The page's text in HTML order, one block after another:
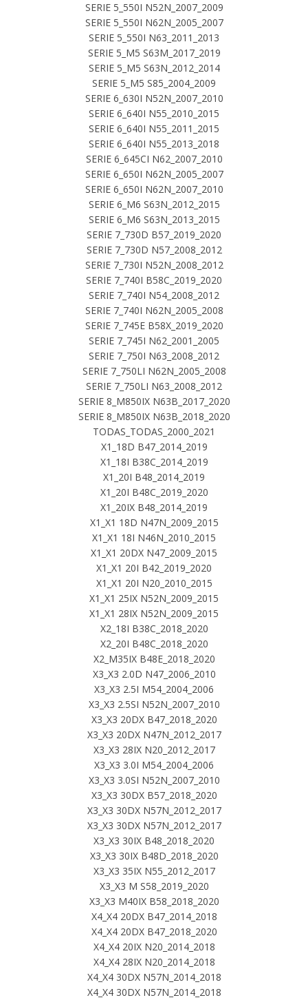
SERIE 5_550I N52N_2007_2009
SERIE 5_550I N62N_2005_2007
SERIE 5_550I N63_2011_2013
SERIE 5_M5 S63M_2017_2019
SERIE 5_M5 S63N_2012_2014
SERIE 5_M5 S85_2004_2009
SERIE 6_630I N52N_2007_2010
SERIE 6_640I N55_2010_2015
SERIE 6_640I N55_2011_2015
SERIE 6_640I N55_2013_2018
SERIE 6_645CI N62_2007_2010
SERIE 6_650I N62N_2005_2007
SERIE 6_650I N62N_2007_2010
SERIE 6_M6 S63N_2012_2015
SERIE 6_M6 S63N_2013_2015
SERIE 7_730D B57_2019_2020
SERIE 7_730D N57_2008_2012
SERIE 7_730I N52N_2008_2012
SERIE 7_740I B58C_2019_2020
SERIE 7_740I N54_2008_2012
SERIE 7_740I N62N_2005_2008
SERIE 7_745E B58X_2019_2020
SERIE 7_745I N62_2001_2005
SERIE 7_750I N63_2008_2012
SERIE 7_750LI N62N_2005_2008
SERIE 7_750LI N63_2008_2012
SERIE 8_M850IX N63B_2017_2020
SERIE 8_M850IX N63B_2018_2020
TODAS_TODAS_2000_2021
X1_18D B47_2014_2019
X1_18I B38C_2014_2019
X1_20I B48_2014_2019
X1_20I B48C_2019_2020
X1_20IX B48_2014_2019
X1_X1 18D N47N_2009_2015
X1_X1 18I N46N_2010_2015
X1_X1 20DX N47_2009_2015
X1_X1 20I B42_2019_2020
X1_X1 20I N20_2010_2015
X1_X1 25IX N52N_2009_2015
X1_X1 28IX N52N_2009_2015
X2_18I B38C_2018_2020
X2_20I B48C_2018_2020
X2_M35IX B48E_2018_2020
X3_X3 2.0D N47_2006_2010
X3_X3 2.5I M54_2004_2006
X3_X3 2.5SI N52N_2007_2010
X3_X3 20DX B47_2018_2020
X3_X3 20DX N47N_2012_2017
X3_X3 28IX N20_2012_2017
X3_X3 3.0I M54_2004_2006
X3_X3 3.0SI N52N_2007_2010
X3_X3 30DX B57_2018_2020
X3_X3 30DX N57N_2012_2017
X3_X3 30DX N57N_2012_2017
X3_X3 30IX B48_2018_2020
X3_X3 30IX B48D_2018_2020
X3_X3 35IX N55_2012_2017
X3_X3 M S58_2019_2020
X3_X3 M40IX B58_2018_2020
X4_X4 20DX B47_2014_2018
X4_X4 20DX B47_2018_2020
X4_X4 20IX N20_2014_2018
X4_X4 28IX N20_2014_2018
X4_X4 30DX N57N_2014_2018
X4_X4 30DX N57N_2014_2018